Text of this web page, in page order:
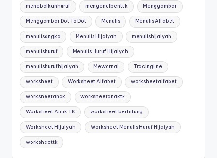
menebalkanhuruf mengenalbentuk Menggambar
Menggambar Dot To Dot Menulis Menulis Alfabet
menulisangka Menulis Hijaiyah menulishijaiyah
menulishuruf Menulis Huruf Hijaiyah
menulishurufhijaiyah Mewarnai Tracingline
worksheet Worksheet Alfabet worksheetalfabet
worksheetanak worksheetanaktk
Worksheet Anak TK worksheet berhitung
Worksheet Hijaiyah Worksheet Menulis Huruf Hijaiyah
worksheettk